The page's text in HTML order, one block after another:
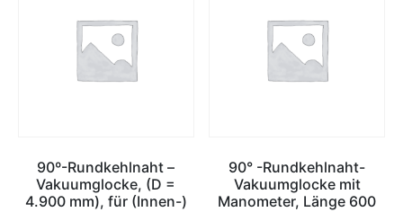
90º-Rundkehlnaht –
Vakuumglocke, (D =
4.900 mm), für (Innen-)
90° -Rundkehlnaht-
Vakuumglocke mit
Manometer, Länge 600